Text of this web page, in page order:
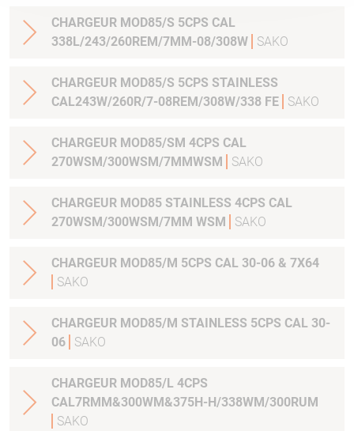
CHARGEUR MOD85/S 5CPS CAL
338L/243/260REM/7MM-08/308W
SAKO
CHARGEUR MOD85/S 5CPS STAINLESS
CAL243W/260R/7-08REM/308W/338 FE
SAKO
CHARGEUR MOD85/SM 4CPS CAL
270WSM/300WSM/7MMWSM
SAKO
CHARGEUR MOD85 STAINLESS 4CPS CAL
270WSM/300WSM/7MM WSM
SAKO
CHARGEUR MOD85/M 5CPS CAL 30-06 & 7X64
SAKO
CHARGEUR MOD85/M STAINLESS 5CPS CAL 30-
06
SAKO
CHARGEUR MOD85/L 4CPS
CAL7RMM&300WM&375H-H/338WM/300RUM
SAKO